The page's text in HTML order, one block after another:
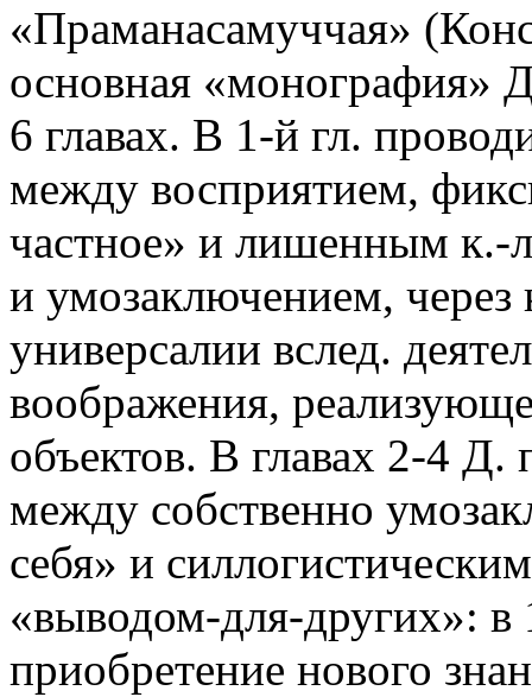
«Праманасамуччая»
основная «монография»
6 главах. В 1-й гл.
между восприятием,
частное» и лишенным к.-
и умозаключением, через
универсалии вслед.
воображения,
объектов. В главах 2-4 Д.
между собственно
себя» и
«выводом-для-других»: в
приобретение нового